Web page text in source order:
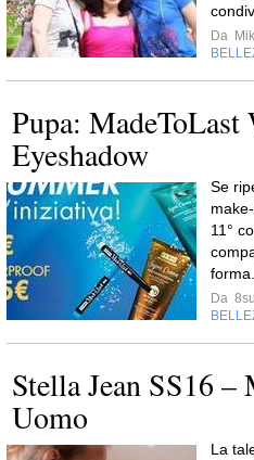
Da
Pupa: MadeToLast
Eyeshadow
Se
11°
Da
Stella Jean SS16
Uomo
La